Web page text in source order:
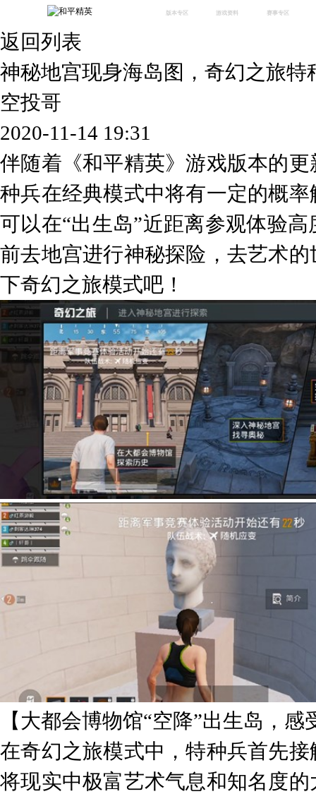
版本专区 游戏资料 赛事专区
体验服 视频中心 授权赛 腾
返回列表
神秘地宫现身海岛图，奇幻之旅
空投哥
2020-11-14 19:31
伴随着《和平精英》游戏版本的
种兵在经典模式中将有一定的概
可以在“出生岛”近距离参观体验
前去地宫进行神秘探险，去艺术
下奇幻之旅模式吧！
【大都会博物馆“空降”出生岛，
在奇幻之旅模式中，特种兵首先
将现实中极富艺术气息和知名度